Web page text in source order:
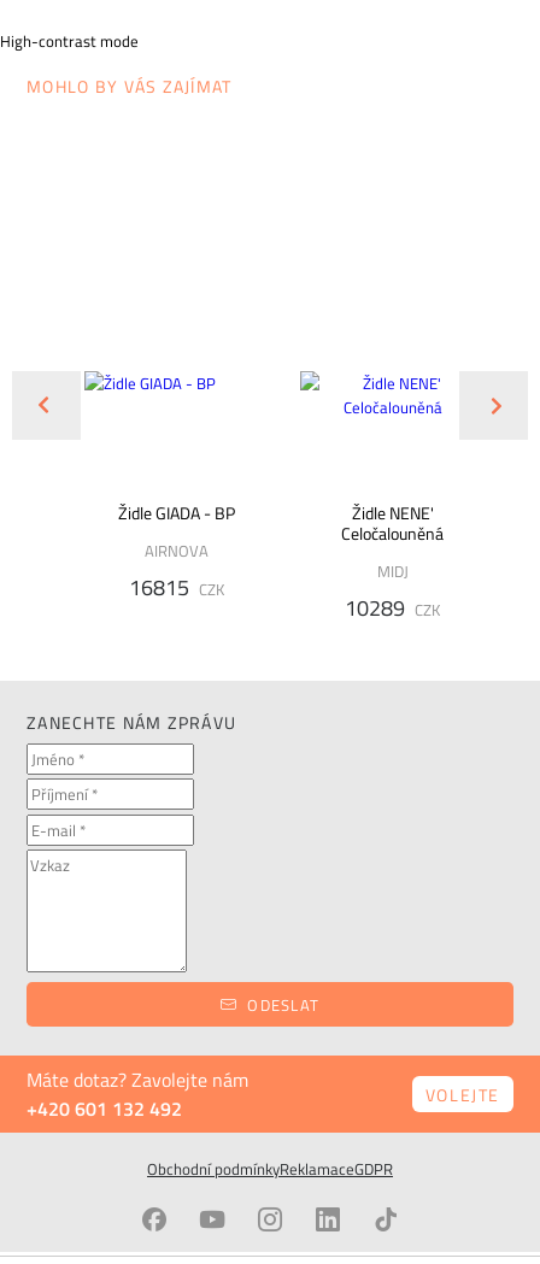
High-contrast mode
MOHLO BY VÁS ZAJÍMAT
Židle GIADA - BP
AIRNOVA
16815 CZK
Židle NENE'
Celočalouněná
MIDJ
10289 CZK
ZANECHTE NÁM ZPRÁVU
ODESLAT
Máte dotaz? Zavolejte nám
+420 601 132 492
VOLEJTE
Obchodní podmínkyReklamaceGDPR